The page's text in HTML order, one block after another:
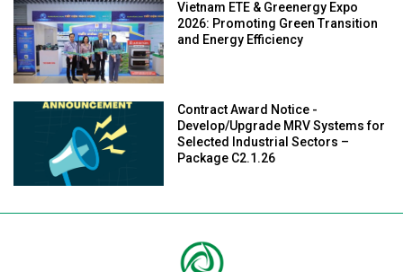
Vietnam ETE & Greenergy Expo
2026: Promoting Green Transition
and Energy Efficiency
Contract Award Notice -
Develop/Upgrade MRV Systems for
Selected Industrial Sectors –
Package C2.1.26